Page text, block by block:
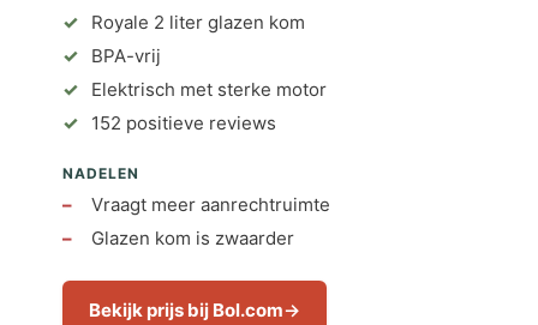
Royale 2 liter glazen kom
BPA-vrij
Elektrisch met sterke motor
152 positieve reviews
NADELEN
Vraagt meer aanrechtruimte
Glazen kom is zwaarder
Bekijk prijs bij Bol.com